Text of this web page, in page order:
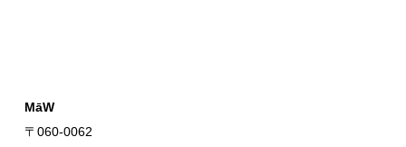
MāW
〒060-0062